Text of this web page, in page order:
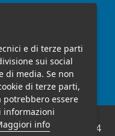
- P.IVA 10682651004
e di terze parti
sui social
di media. Se non
di terze parti,
essere
informazioni
info